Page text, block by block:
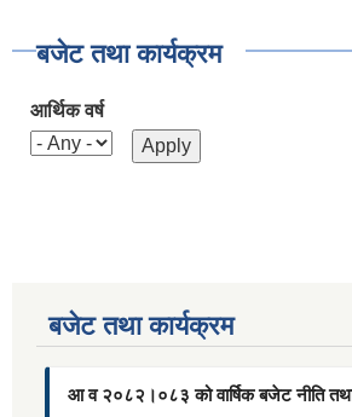
बजेट तथा कार्यक्रम
आर्थिक वर्ष
बजेट तथा कार्यक्रम
आ व २०८२।०८३ को वार्षिक बजेट नीति